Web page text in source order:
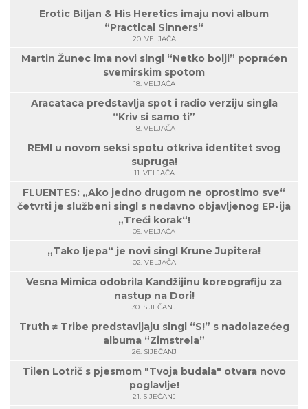
Erotic Biljan & His Heretics imaju novi album
“Practical Sinners“
20. VELJAČA
Martin Žunec ima novi singl “Netko bolji” popraćen
svemirskim spotom
18. VELJAČA
Aracataca predstavlja spot i radio verziju singla
“Kriv si samo ti”
18. VELJAČA
REMI u novom seksi spotu otkriva identitet svog
supruga!
11. VELJAČA
FLUENTES: „Ako jedno drugom ne oprostimo sve“
četvrti je službeni singl s nedavno objavljenog EP-ija
„Treći korak“!
05. VELJAČA
„Tako ljepa“ je novi singl Krune Jupitera!
02. VELJAČA
Vesna Mimica odobrila Kandžijinu koreografiju za
nastup na Dori!
30. SIJEČANJ
Truth ≠ Tribe predstavljaju singl “S!” s nadolazećeg
albuma “Zimstrela”
26. SIJEČANJ
Tilen Lotrič s pjesmom "Tvoja budala" otvara novo
poglavlje!
21. SIJEČANJ